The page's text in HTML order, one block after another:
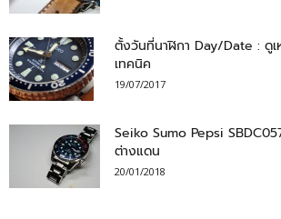
ตั้งวันที่นาฬิกา Day/Date : ดู
เทคนิค
19/07/2017
Seiko Sumo Pepsi
ต่างแดน
20/01/2018